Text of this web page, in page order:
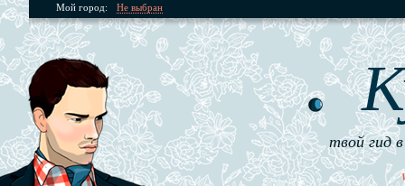
Мой город: Не выбран
твой гид